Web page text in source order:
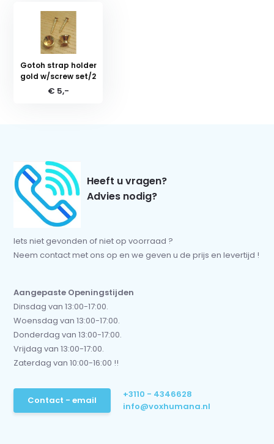
Gotoh strap holder
gold w/screw set/2
€ 5,-
Heeft u vragen?
Advies nodig?
Iets niet gevonden of niet op voorraad ?
Neem contact met ons op en we geven u de prijs en levertijd !
Aangepaste Openingstijden
Dinsdag van 13:00-17:00.
Woensdag van 13:00-17:00.
Donderdag van 13:00-17:00.
Vrijdag van 13:00-17:00.
Zaterdag van 10:00-16:00 !!
Contact - email
+3110 - 4346628
info@voxhumana.nl